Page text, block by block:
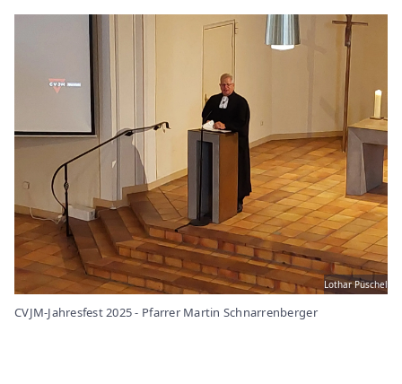
Lothar Püschel
CVJM-Jahresfest 2025 - Pfarrer Martin Schnarrenberger